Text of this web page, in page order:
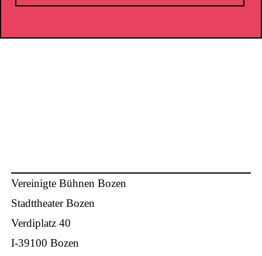
Vereinigte Bühnen Bozen
Stadttheater Bozen
Verdiplatz 40
I-39100 Bozen